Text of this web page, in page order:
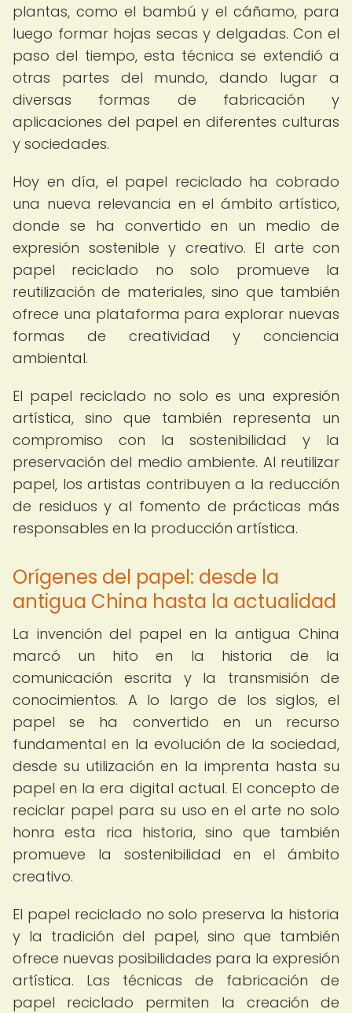
plantas, como el bambú y el cáñamo, para
luego formar hojas secas y delgadas. Con el
paso del tiempo, esta técnica se extendió a
otras partes del mundo, dando lugar a
diversas formas de fabricación y
aplicaciones del papel en diferentes culturas
y sociedades.
Hoy en día, el papel reciclado ha cobrado
una nueva relevancia en el ámbito artístico,
donde se ha convertido en un medio de
expresión sostenible y creativo. El arte con
papel reciclado no solo promueve la
reutilización de materiales, sino que también
ofrece una plataforma para explorar nuevas
formas de creatividad y conciencia
ambiental.
El papel reciclado no solo es una expresión
artística, sino que también representa un
compromiso con la sostenibilidad y la
preservación del medio ambiente. Al reutilizar
papel, los artistas contribuyen a la reducción
de residuos y al fomento de prácticas más
responsables en la producción artística.
Orígenes del papel: desde la
antigua China hasta la actualidad
La invención del papel en la antigua China
marcó un hito en la historia de la
comunicación escrita y la transmisión de
conocimientos. A lo largo de los siglos, el
papel se ha convertido en un recurso
fundamental en la evolución de la sociedad,
desde su utilización en la imprenta hasta su
papel en la era digital actual. El concepto de
reciclar papel para su uso en el arte no solo
honra esta rica historia, sino que también
promueve la sostenibilidad en el ámbito
creativo.
El papel reciclado no solo preserva la historia
y la tradición del papel, sino que también
ofrece nuevas posibilidades para la expresión
artística. Las técnicas de fabricación de
papel reciclado permiten la creación de